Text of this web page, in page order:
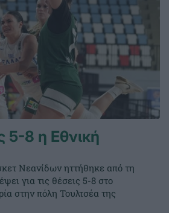
5-8 η Εθνική
Νεανίδων ηττήθηκε από τη
για τις θέσεις 5-8 στο
στην πόλη Τουλτσέα της